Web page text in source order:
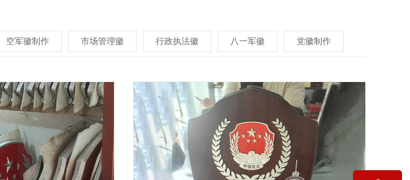
空军徽制作 市场管理徽 行政执法徽 八一军徽 党徽制作